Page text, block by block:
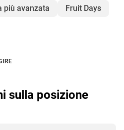
più avanzata
Fruit Days
sulla posizione